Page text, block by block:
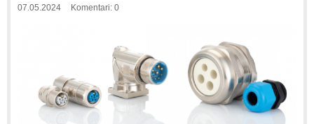
07.05.2024 Komentari: 0